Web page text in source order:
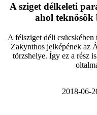
A sziget délkeleti
ahol
A félsziget déli
Zakynthos jelképének az
törzshelye. Így ez a rész
2018-06-